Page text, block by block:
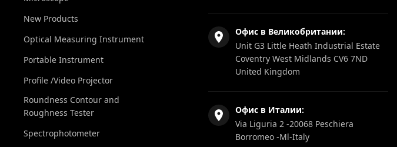
New Products
Optical Measuring Instrument
Portable Instrument
Profile /Video Projector
Roundness Contour and
Roughness Tester
Spectrophotometer
Офис в Великобритании:
Unit G3 Little Heath Industrial Estate
Coventry West Midlands CV6 7ND
United Kingdom
Офис в Италии:
Via Liguria 2 -20068 Peschiera
Borromeo -Ml-Italy